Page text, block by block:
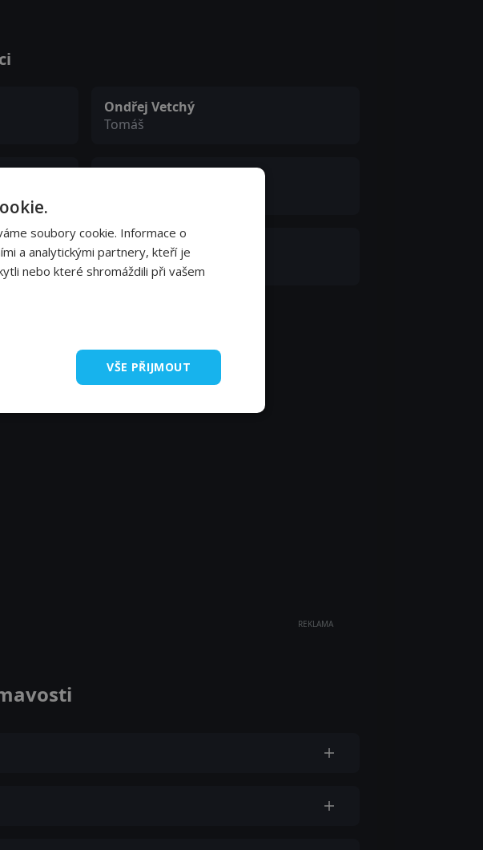
Ondřej Vetchý
Tomáš
Miroslav Dubský
REKLAMA
soubory cookie. Informace o
a analytickými partnery, kteří je
nebo které shromáždili při vašem
VŠE PŘIJMOUT